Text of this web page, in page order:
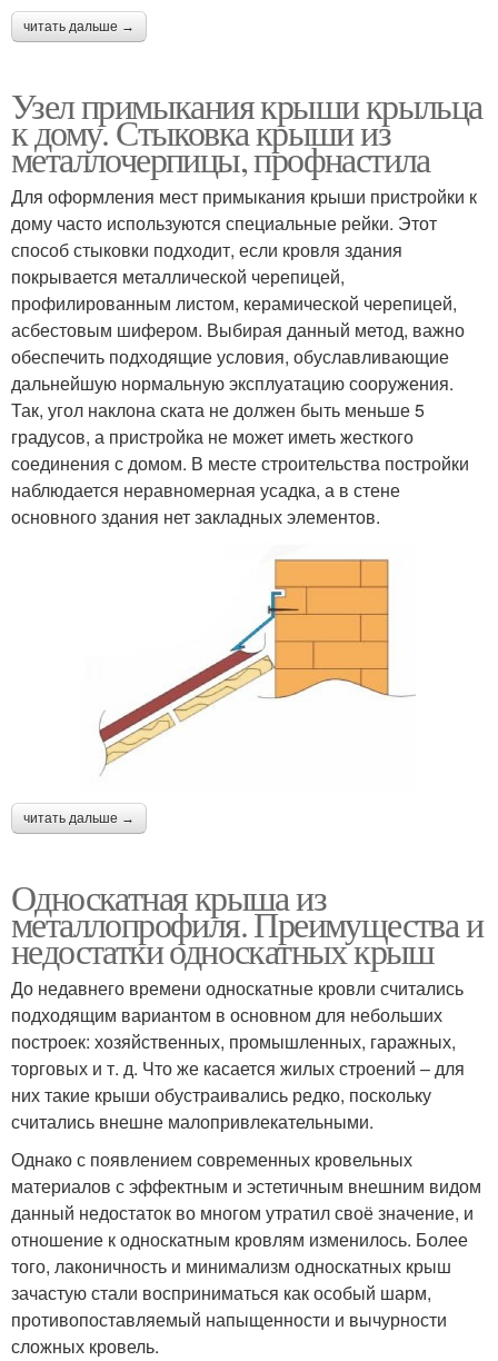
читать дальше →
Узел примыкания крыши крыльца
к дому. Стыковка крыши из
металлочерпицы, профнастила
Для оформления мест примыкания крыши пристройки к
дому часто используются специальные рейки. Этот
способ стыковки подходит, если кровля здания
покрывается металлической черепицей,
профилированным листом, керамической черепицей,
асбестовым шифером. Выбирая данный метод, важно
обеспечить подходящие условия, обуславливающие
дальнейшую нормальную эксплуатацию сооружения.
Так, угол наклона ската не должен быть меньше 5
градусов, а пристройка не может иметь жесткого
соединения с домом. В месте строительства постройки
наблюдается неравномерная усадка, а в стене
основного здания нет закладных элементов.
читать дальше →
Односкатная крыша из
металлопрофиля. Преимущества и
недостатки односкатных крыш
До недавнего времени односкатные кровли считались
подходящим вариантом в основном для небольших
построек: хозяйственных, промышленных, гаражных,
торговых и т. д. Что же касается жилых строений – для
них такие крыши обустраивались редко, поскольку
считались внешне малопривлекательными.
Однако с появлением современных кровельных
материалов с эффектным и эстетичным внешним видом
данный недостаток во многом утратил своё значение, и
отношение к односкатным кровлям изменилось. Более
того, лаконичность и минимализм односкатных крыш
зачастую стали восприниматься как особый шарм,
противопоставляемый напыщенности и вычурности
сложных кровель.